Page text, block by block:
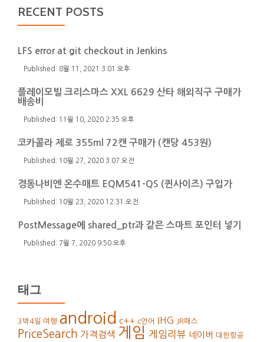
RECENT POSTS
LFS error at git checkout in Jenkins
8월 11, 2021 3:01 오후
플레이모빌 크리스마스 XXL 6629 산타 해외직구 구매가
배송비
11월 10, 2020 2:35 오후
코카콜라 제로 355ml 72캔 구매가 (캔당 453원)
10월 27, 2020 3:07 오전
경동나비엔 온수매트 EQM541-QS (퀸사이즈) 구입가
10월 23, 2020 12:31 오전
PostMessage에 shared_ptr과 같은 스마트 포인터 넣기
7월 7, 2020 9:50 오후
태그
3박4일 여행 android c++ c언어 IHG JR패스
PriceSearch 가격검색 게임 게임리뷰 네이버 대한항공